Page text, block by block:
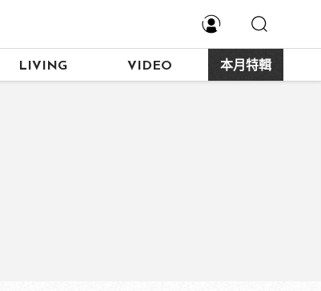
LIVING VIDEO 本月特輯